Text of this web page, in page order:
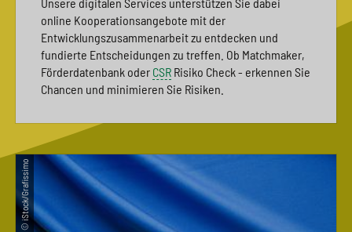
online Kooperationsangebote mit der
Entwicklungszusammenarbeit zu entdecken und
fundierte Entscheidungen zu treffen. Ob Matchmaker,
Förderdatenbank oder CSR Risiko Check - erkennen Sie
Chancen und minimieren Sie Risiken.
© iStock/Grafissimo